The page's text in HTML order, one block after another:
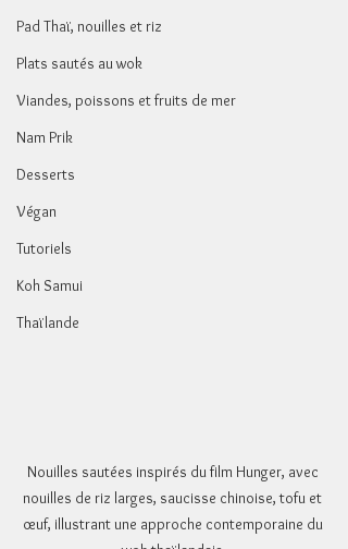
Pad Thaï, nouilles et riz
Plats sautés au wok
Viandes, poissons et fruits de mer
Nam Prik
Desserts
Végan
Tutoriels
Koh Samui
Thaïlande
Nouilles sautées inspirés du film Hunger, avec
nouilles de riz larges, saucisse chinoise, tofu et
œuf, illustrant une approche contemporaine du